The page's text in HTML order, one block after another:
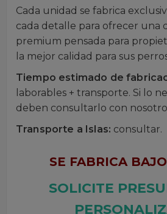
Cada unidad se fabrica
cada detalle para ofrecer una
premium pensada para
la mejor calidad para sus
Tiempo estimado de
laborables + transporte. Si lo
deben consultarlo con
Transporte a Islas: consultar.
SE FABRICA
SOLICITE